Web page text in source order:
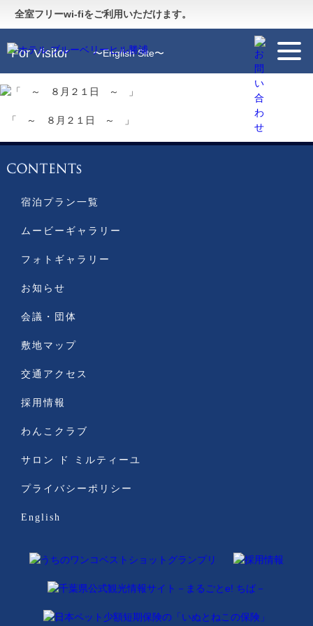
全室フリーwi-fiをご利用いただけます。
Guide 〜施設のご案内〜
For Visitor 〜English Site〜
「 ～ ８月２１日 ～ 」
宿泊プラン一覧
ムービーギャラリー
フォトギャラリー
お知らせ
会議・団体
敷地マップ
交通アクセス
採用情報
わんこクラブ
サロン ド ミルティーユ
プライバシーポリシー
English